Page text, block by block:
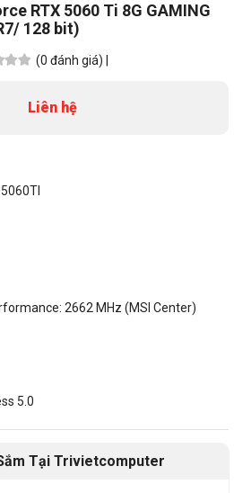
RTX 5060 Ti 8G GAMING
128 bit)
(0 đánh giá) |
Liên hệ
2662 MHz (MSI Center)
5.0
Tại Trivietcomputer